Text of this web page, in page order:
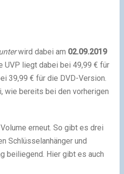
wird dabei am 02.09.2019
UVP liegt dabei bei 49,99 € für
39,99 € für die DVD-Version.
wie bereits bei den vorherigen
erneut. So gibt es drei
Schlüsselanhänger und
beiliegend. Hier gibt es auch